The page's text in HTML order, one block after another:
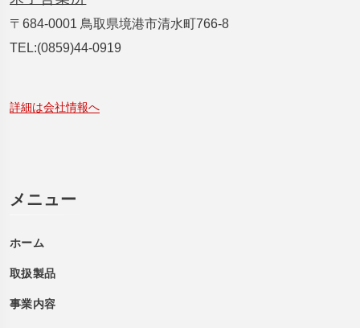
〒684-0001 鳥取県境港市清水町766-8
TEL:(0859)44-0919
詳細は会社情報へ
メニュー
ホーム
取扱製品
事業内容